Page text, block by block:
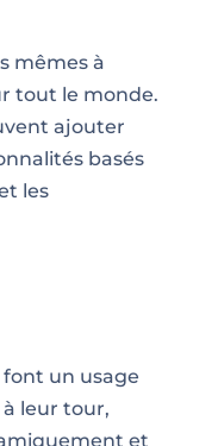
mêmes à
tout le monde.
ajouter
basés
les
un usage
leur tour,
et